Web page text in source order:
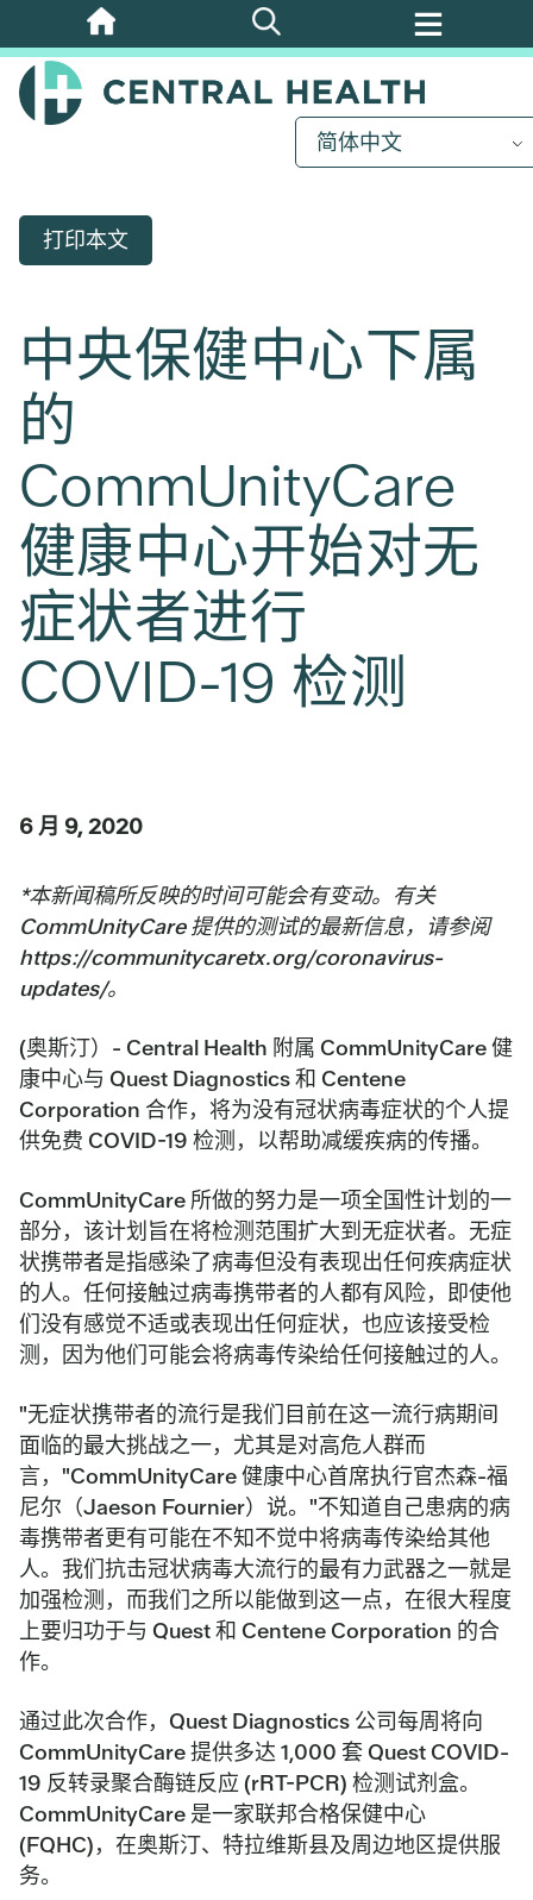
跳
至
主
简体中文
打印本文
中央保健中心下属
的
CommUnityCare
健康中心开始对无
症状者进行
COVID-19 检测
6 月 9, 2020
*本新闻稿所反映的时间可能会有变动。有关
CommUnityCare 提供的测试的最新信息，请参阅
https://communitycaretx.org/coronavirus-
updates/。
(奥斯汀）- Central Health 附属 CommUnityCare 健
康中心与 Quest Diagnostics 和 Centene
Corporation 合作，将为没有冠状病毒症状的个人提
供免费 COVID-19 检测，以帮助减缓疾病的传播。
CommUnityCare 所做的努力是一项全国性计划的一
部分，该计划旨在将检测范围扩大到无症状者。无症
状携带者是指感染了病毒但没有表现出任何疾病症状
的人。任何接触过病毒携带者的人都有风险，即使他
们没有感觉不适或表现出任何症状，也应该接受检
测，因为他们可能会将病毒传染给任何接触过的人。
"无症状携带者的流行是我们目前在这一流行病期间
面临的最大挑战之一，尤其是对高危人群而
言，"CommUnityCare 健康中心首席执行官杰森-福
尼尔（Jaeson Fournier）说。"不知道自己患病的病
毒携带者更有可能在不知不觉中将病毒传染给其他
人。我们抗击冠状病毒大流行的最有力武器之一就是
加强检测，而我们之所以能做到这一点，在很大程度
上要归功于与 Quest 和 Centene Corporation 的合
作。
通过此次合作，Quest Diagnostics 公司每周将向
CommUnityCare 提供多达 1,000 套 Quest COVID-
19 反转录聚合酶链反应 (rRT-PCR) 检测试剂盒。
CommUnityCare 是一家联邦合格保健中心
(FQHC)，在奥斯汀、特拉维斯县及周边地区提供服
务。